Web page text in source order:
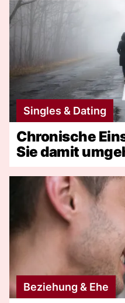
Singles & Dating
Chronische
Sie damit
Beziehung & Ehe